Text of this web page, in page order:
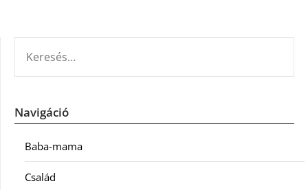
Navigáció
Baba-mama
Család